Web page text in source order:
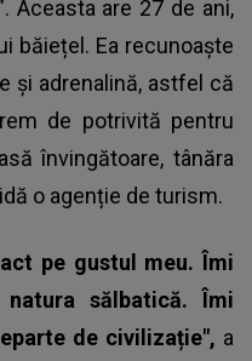
Aceasta are 27 de ani,
băiețel. Ea recunoaște
și adrenalină, astfel că
de potrivită pentru
învingătoare, tânăra
o agenție de turism.
pe gustul meu. Îmi
sălbatică. Îmi
de civilizație", a